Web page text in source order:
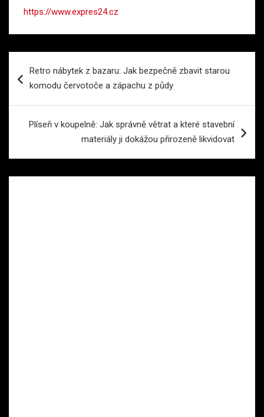
https://www.expres24.cz
proRetro nábytek z bazaru: Jak bezpečně zbavit starou
komodu červotoče a zápachu z půdy
Plíseň v koupelně: Jak správně větrat a které stavební
materiály ji dokážou přirozeně likvidovat